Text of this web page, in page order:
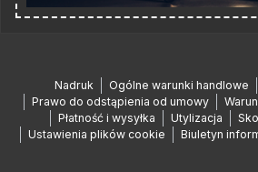
Nadruk Ogólne warunki handlowe
Prawo do odstąpienia od umowy
Płatność i wysyłka
Utylizacja
Ustawienia plików cookie
Biuletyn